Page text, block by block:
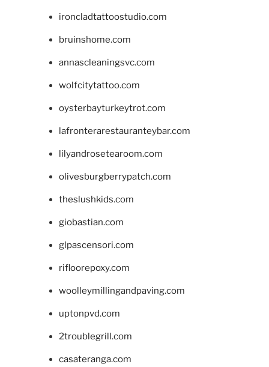
ironcladtattoostudio.com
bruinshome.com
annascleaningsvc.com
wolfcitytattoo.com
oysterbayturkeytrot.com
lafronterarestauranteybar.com
lilyandrosetearoom.com
olivesburgberrypatch.com
theslushkids.com
giobastian.com
glpascensori.com
rifloorepoxy.com
woolleymillingandpaving.com
uptonpvd.com
2troublegrill.com
casateranga.com